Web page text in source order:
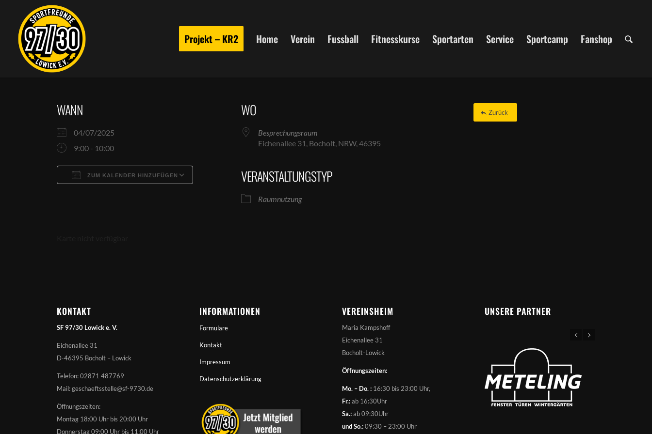
Projekt – KR2 Home Verein Fussball Fitnesskurse Sportarten Service Sportcamp Fanshop
WANN
04/07/2025
9:00 - 10:00
ZUM KALENDER HINZUFÜGEN
Google Kalender
WO
Besprechungsraum
Eichenallee 31, Bocholt, NRW, 46395
VERANSTALTUNGSTYP
Raumnutzung
Zurück
KONTAKT
SF 97/30 Lowick e. V.
Eichenallee 31
D-46395 Bocholt – Lowick
Telefon: 02871 487769
Mail: geschaeftsstelle@sf-9730.de
Öffnungszeiten:
Montag 18:00 Uhr bis 20:00 Uhr
Donnerstag 09:00 Uhr bis 11:00 Uhr
INFORMATIONEN
Formulare
Kontakt
Impressum
Datenschutzerklärung
VEREINSHEIM
Maria Kampshoff
Eichenallee 31
Bocholt-Lowick
Öffnungszeiten:
Mo. – Do. : 16:30 bis 23:00 Uhr,
Fr.:ab 16:30Uhr
Sa.:ab 09:30Uhr
und So.:09:30 – 23:00 Uhr
UNSERE PARTNER